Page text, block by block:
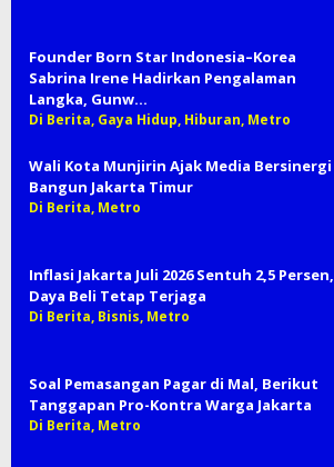
Founder Born Star Indonesia–Korea
Sabrina Irene Hadirkan Pengalaman
Langka, Gunw…
Di Berita, Gaya Hidup, Hiburan, Metro
Wali Kota Munjirin Ajak Media Bersinergi
Bangun Jakarta Timur
Di Berita, Metro
Inflasi Jakarta Juli 2026 Sentuh 2,5 Persen,
Daya Beli Tetap Terjaga
Di Berita, Bisnis, Metro
Soal Pemasangan Pagar di Mal, Berikut
Tanggapan Pro-Kontra Warga Jakarta
Di Berita, Metro